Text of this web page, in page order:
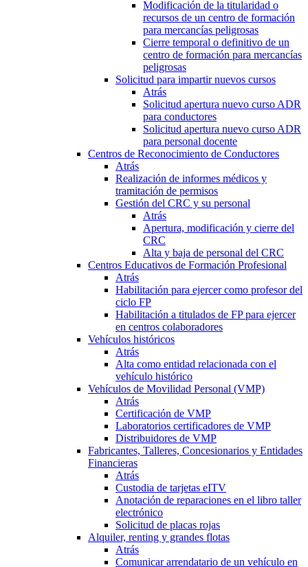
Modificación de la titularidad o
recursos de un centro de formación
para mercancías peligrosas
Cierre temporal o definitivo de un
centro de formación para mercancías
peligrosas
Solicitud para impartir nuevos cursos
Atrás
Solicitud apertura nuevo curso ADR
para conductores
Solicitud apertura nuevo curso ADR
para personal docente
Centros de Reconocimiento de Conductores
Atrás
Realización de informes médicos y
tramitación de permisos
Gestión del CRC y su personal
Atrás
Apertura, modificación y cierre del
CRC
Alta y baja de personal del CRC
Centros Educativos de Formación Profesional
Atrás
Habilitación para ejercer como profesor del
ciclo FP
Habilitación a titulados de FP para ejercer
en centros colaboradores
Vehículos históricos
Atrás
Alta como entidad relacionada con el
vehículo histórico
Vehículos de Movilidad Personal (VMP)
Atrás
Certificación de VMP
Laboratorios certificadores de VMP
Distribuidores de VMP
Fabricantes, Talleres, Concesionarios y Entidades
Financieras
Atrás
Custodia de tarjetas eITV
Anotación de reparaciones en el libro taller
electrónico
Solicitud de placas rojas
Alquiler, renting y grandes flotas
Atrás
Comunicar arrendatario de un vehículo en